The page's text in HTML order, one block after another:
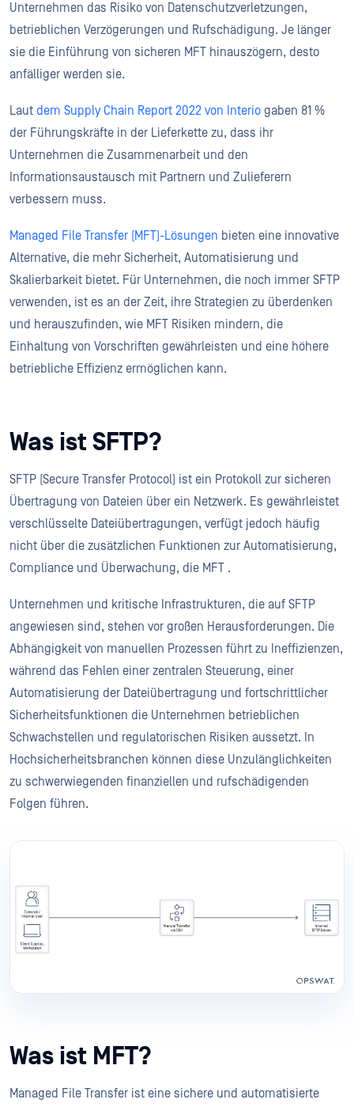
Unternehmen das Risiko von Datenschutzverletzungen,
betrieblichen Verzögerungen und Rufschädigung. Je länger
sie die Einführung von sicheren MFT hinauszögern, desto
anfälliger werden sie.
Laut dem Supply Chain Report 2022 von Interio gaben 81 %
der Führungskräfte in der Lieferkette zu, dass ihr
Unternehmen die Zusammenarbeit und den
Informationsaustausch mit Partnern und Zulieferern
verbessern muss.
Managed File Transfer (MFT)-Lösungen bieten eine innovative
Alternative, die mehr Sicherheit, Automatisierung und
Skalierbarkeit bietet. Für Unternehmen, die noch immer SFTP
verwenden, ist es an der Zeit, ihre Strategien zu überdenken
und herauszufinden, wie MFT Risiken mindern, die
Einhaltung von Vorschriften gewährleisten und eine höhere
betriebliche Effizienz ermöglichen kann.
Was ist SFTP?
SFTP (Secure Transfer Protocol) ist ein Protokoll zur sicheren
Übertragung von Dateien über ein Netzwerk. Es gewährleistet
verschlüsselte Dateiübertragungen, verfügt jedoch häufig
nicht über die zusätzlichen Funktionen zur Automatisierung,
Compliance und Überwachung, die MFT .
Unternehmen und kritische Infrastrukturen, die auf SFTP
angewiesen sind, stehen vor großen Herausforderungen. Die
Abhängigkeit von manuellen Prozessen führt zu Ineffizienzen,
während das Fehlen einer zentralen Steuerung, einer
Automatisierung der Dateiübertragung und fortschrittlicher
Sicherheitsfunktionen die Unternehmen betrieblichen
Schwachstellen und regulatorischen Risiken aussetzt. In
Hochsicherheitsbranchen können diese Unzulänglichkeiten
zu schwerwiegenden finanziellen und rufschädigenden
Folgen führen.
Was ist MFT?
Managed File Transfer ist eine sichere und automatisierte